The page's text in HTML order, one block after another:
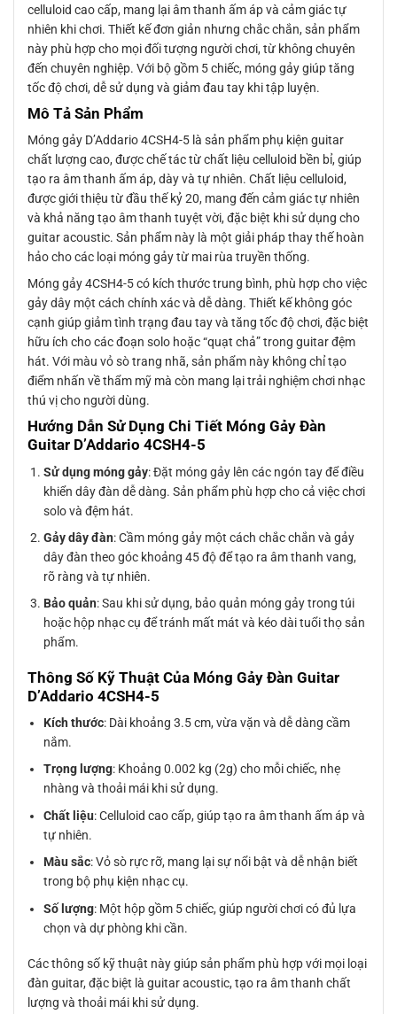
celluloid cao cấp, mang lại âm thanh ấm áp và cảm giác tự
nhiên khi chơi. Thiết kế đơn giản nhưng chắc chắn, sản phẩm
này phù hợp cho mọi đối tượng người chơi, từ không chuyên
đến chuyên nghiệp. Với bộ gồm 5 chiếc, móng gảy giúp tăng
tốc độ chơi, dễ sử dụng và giảm đau tay khi tập luyện.
Mô Tả Sản Phẩm
Móng gảy D’Addario 4CSH4-5 là sản phẩm phụ kiện guitar
chất lượng cao, được chế tác từ chất liệu celluloid bền bỉ, giúp
tạo ra âm thanh ấm áp, dày và tự nhiên. Chất liệu celluloid,
được giới thiệu từ đầu thế kỷ 20, mang đến cảm giác tự nhiên
và khả năng tạo âm thanh tuyệt vời, đặc biệt khi sử dụng cho
guitar acoustic. Sản phẩm này là một giải pháp thay thế hoàn
hảo cho các loại móng gảy từ mai rùa truyền thống.
Móng gảy 4CSH4-5 có kích thước trung bình, phù hợp cho việc
gảy dây một cách chính xác và dễ dàng. Thiết kế không góc
cạnh giúp giảm tình trạng đau tay và tăng tốc độ chơi, đặc biệt
hữu ích cho các đoạn solo hoặc “quạt chả” trong guitar đệm
hát. Với màu vỏ sò trang nhã, sản phẩm này không chỉ tạo
điểm nhấn về thẩm mỹ mà còn mang lại trải nghiệm chơi nhạc
thú vị cho người dùng.
Hướng Dẫn Sử Dụng Chi Tiết Móng Gảy Đàn
Guitar D’Addario 4CSH4-5
Sử dụng móng gảy: Đặt móng gảy lên các ngón tay để điều
khiển dây đàn dễ dàng. Sản phẩm phù hợp cho cả việc chơi
solo và đệm hát.
Gảy dây đàn: Cầm móng gảy một cách chắc chắn và gảy
dây đàn theo góc khoảng 45 độ để tạo ra âm thanh vang,
rõ ràng và tự nhiên.
Bảo quản: Sau khi sử dụng, bảo quản móng gảy trong túi
hoặc hộp nhạc cụ để tránh mất mát và kéo dài tuổi thọ sản
phẩm.
Thông Số Kỹ Thuật Của Móng Gảy Đàn Guitar
D’Addario 4CSH4-5
Kích thước: Dài khoảng 3.5 cm, vừa vặn và dễ dàng cầm
nắm.
Trọng lượng: Khoảng 0.002 kg (2g) cho mỗi chiếc, nhẹ
nhàng và thoải mái khi sử dụng.
Chất liệu: Celluloid cao cấp, giúp tạo ra âm thanh ấm áp và
tự nhiên.
Màu sắc: Vỏ sò rực rỡ, mang lại sự nổi bật và dễ nhận biết
trong bộ phụ kiện nhạc cụ.
Số lượng: Một hộp gồm 5 chiếc, giúp người chơi có đủ lựa
chọn và dự phòng khi cần.
Các thông số kỹ thuật này giúp sản phẩm phù hợp với mọi loại
đàn guitar, đặc biệt là guitar acoustic, tạo ra âm thanh chất
lượng và thoải mái khi sử dụng.